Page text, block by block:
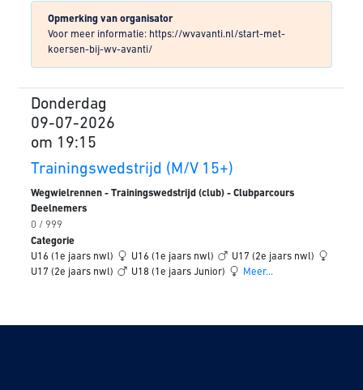
Opmerking van organisator
Voor meer informatie: https://wvavanti.nl/start-met-
koersen-bij-wv-avanti/
Donderdag
09-07-2026
om 19:15
Trainingswedstrijd (M/V 15+)
Wegwielrennen - Trainingswedstrijd (club) - Clubparcours
Deelnemers
0 / 999
Categorie
U16 (1e jaars nwl)
U16 (1e jaars nwl)
U17 (2e jaars nwl)
U17 (2e jaars nwl)
U18 (1e jaars Junior) Meer...